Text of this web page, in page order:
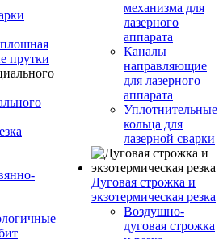
прутки
механизма для
лазерного
аппарата
Каналы
направляющие
для лазерного
аппарата
Уплотнительные
кольца для
лазерной сварки
Дуговая строжка и
экзотермическая резка
Воздушно-
дуговая строжка